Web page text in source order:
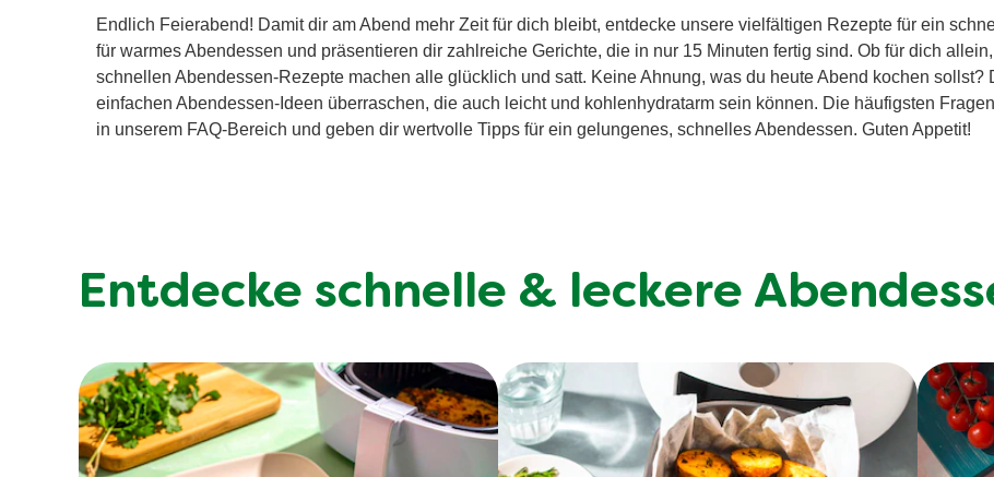
Endlich Feierabend! Damit dir am Abend mehr Zeit für dich bleibt, entdecke unsere vielfältigen Rezepte für ein
für warmes Abendessen und präsentieren dir zahlreiche Gerichte, die in nur 15 Minuten fertig sind. Ob für dich
schnellen Abendessen-Rezepte machen alle glücklich und satt. Keine Ahnung, was du heute Abend kochen
einfachen Abendessen-Ideen überraschen, die auch leicht und kohlenhydratarm sein können. Die häufigsten
in unserem FAQ-Bereich und geben dir wertvolle Tipps für ein gelungenes, schnelles Abendessen. Guten Appetit!
Entdecke schnelle & leckere